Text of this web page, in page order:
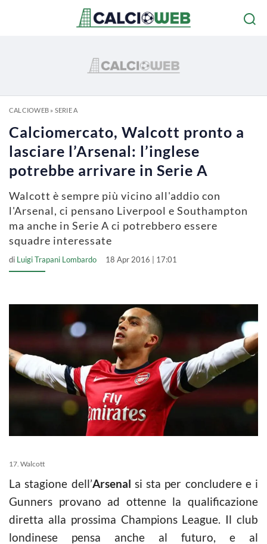
CALCIOWEB» SERIE A
Calciomercato, Walcott pronto a
lasciare l’Arsenal: l’inglese
potrebbe arrivare in Serie A
Walcott è sempre più vicino all'addio con
l'Arsenal, ci pensano Liverpool e Southampton
ma anche in Serie A ci potrebbero essere
squadre interessate
di Luigi Trapani Lombardo 18 Apr 2016 | 17:01
17. Walcott
La stagione dell’Arsenal si sta per concludere e i
Gunners provano ad ottenne la qualificazione
diretta alla prossima Champions League. Il club
londinese pensa anche al futuro, e al